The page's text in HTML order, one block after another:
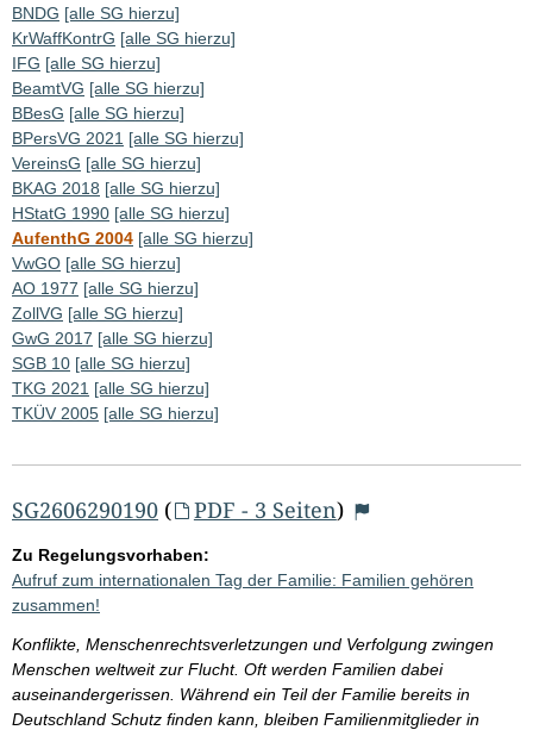
BNDG [alle SG hierzu]
KrWaffKontrG [alle SG hierzu]
IFG [alle SG hierzu]
BeamtVG [alle SG hierzu]
BBesG [alle SG hierzu]
BPersVG 2021 [alle SG hierzu]
VereinsG [alle SG hierzu]
BKAG 2018 [alle SG hierzu]
HStatG 1990 [alle SG hierzu]
AufenthG 2004 [alle SG hierzu]
VwGO [alle SG hierzu]
AO 1977 [alle SG hierzu]
ZollVG [alle SG hierzu]
GwG 2017 [alle SG hierzu]
SGB 10 [alle SG hierzu]
TKG 2021 [alle SG hierzu]
TKÜV 2005 [alle SG hierzu]
SG2606290190 ( PDF - 3 Seiten)
Zu Regelungsvorhaben:
Aufruf zum internationalen Tag der Familie: Familien gehören
zusammen!
Konflikte, Menschenrechtsverletzungen und Verfolgung zwingen
Menschen weltweit zur Flucht. Oft werden Familien dabei
auseinandergerissen. Während ein Teil der Familie bereits in
Deutschland Schutz finden kann, bleiben Familienmitglieder in